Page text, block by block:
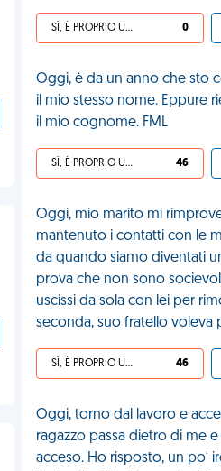
SÌ, È PROPRIO UNA VDM! 0
Oggi, è da un anno che sto
il mio stesso nome. Eppure
il mio cognome. FML
SÌ, È PROPRIO UNA VDM! 46
Oggi, mio marito mi
mantenuto i contatti con le
da quando siamo diventati
prova che non sono
uscissi da sola con lei per
seconda, suo fratello voleva
SÌ, È PROPRIO UNA VDM! 46
Oggi, torno dal lavoro e
ragazzo passa dietro di me
acceso. Ho risposto, un po'